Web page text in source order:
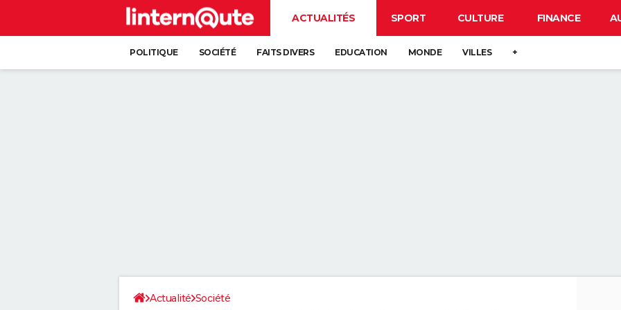
ACTUALITÉS SPORT CULTURE FINANCE
POLITIQUE SOCIÉTÉ FAITS DIVERS EDUCATION MONDE VILLES +
Actualité Société